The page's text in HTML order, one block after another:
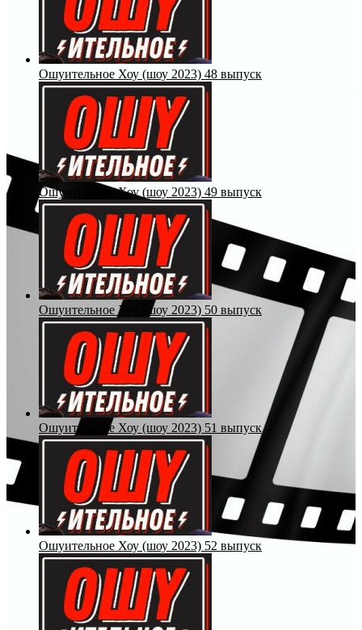
Ошуительное Хоу (шоу 2023) 48 выпуск
Ошуительное Хоу (шоу 2023) 49 выпуск
Ошуительное Хоу (шоу 2023) 50 выпуск
Ошуительное Хоу (шоу 2023) 51 выпуск
Ошуительное Хоу (шоу 2023) 52 выпуск